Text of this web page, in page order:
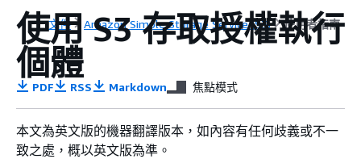
文件 Amazon Simple Storage Service (S3) 使用者指南
使用 S3 存取授權執行
個體
PDF RSS Markdown 焦點模式
本文為英文版的機器翻譯版本，如內容有任何歧義或不一
致之處，概以英文版為準。